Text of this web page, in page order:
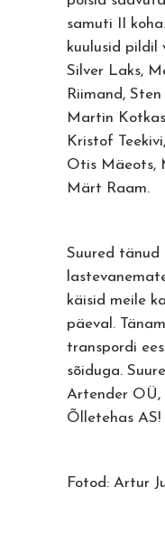
samuti II
kuulusid pildil
Silver Laks,
Riimand,
Martin
Kristof
Otis Mäeots,
Märt Raam.
Suured tänud
käisid meile
päeval.
transpordi
sõiduga.
Artender OÜ,
Õlletehas AS!
Fotod: Artur